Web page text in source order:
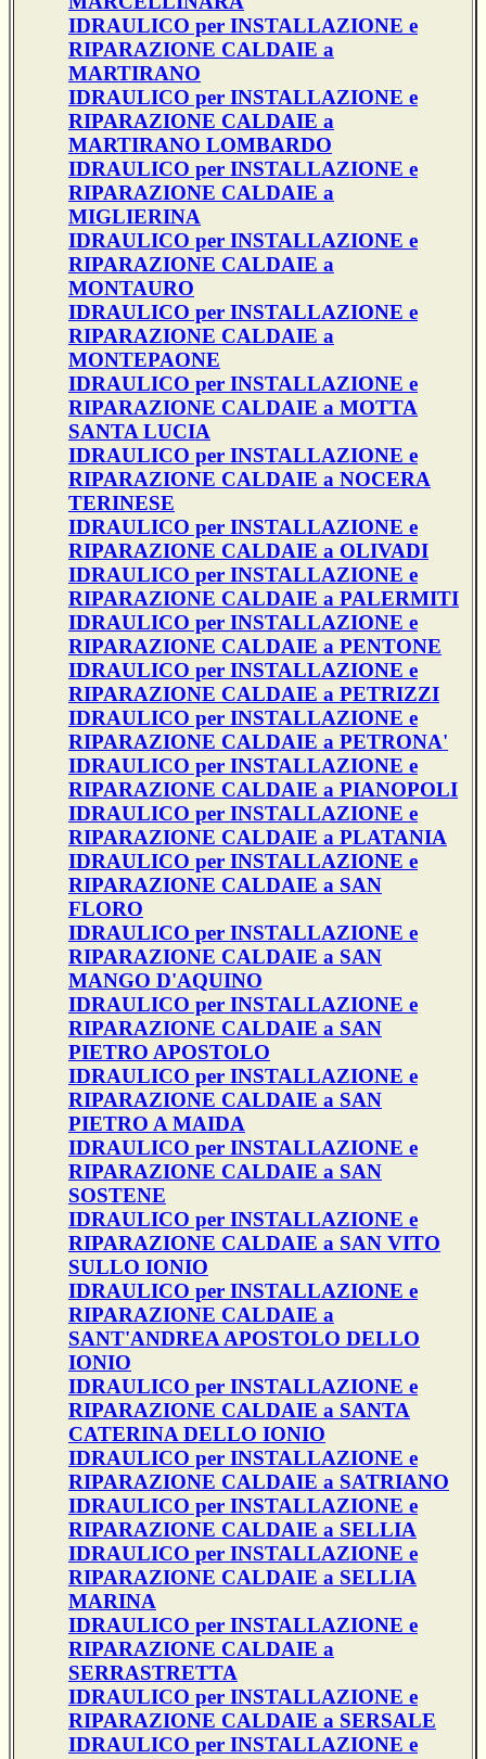
IDRAULICO per INSTALLAZIONE e
RIPARAZIONE CALDAIE a
MARTIRANO
IDRAULICO per INSTALLAZIONE e
RIPARAZIONE CALDAIE a
MARTIRANO LOMBARDO
IDRAULICO per INSTALLAZIONE e
RIPARAZIONE CALDAIE a
MIGLIERINA
IDRAULICO per INSTALLAZIONE e
RIPARAZIONE CALDAIE a
MONTAURO
IDRAULICO per INSTALLAZIONE e
RIPARAZIONE CALDAIE a
MONTEPAONE
IDRAULICO per INSTALLAZIONE e
RIPARAZIONE CALDAIE a MOTTA
SANTA LUCIA
IDRAULICO per INSTALLAZIONE e
RIPARAZIONE CALDAIE a NOCERA
TERINESE
IDRAULICO per INSTALLAZIONE e
RIPARAZIONE CALDAIE a OLIVADI
IDRAULICO per INSTALLAZIONE e
RIPARAZIONE CALDAIE a PALERMITI
IDRAULICO per INSTALLAZIONE e
RIPARAZIONE CALDAIE a PENTONE
IDRAULICO per INSTALLAZIONE e
RIPARAZIONE CALDAIE a PETRIZZI
IDRAULICO per INSTALLAZIONE e
RIPARAZIONE CALDAIE a PETRONA'
IDRAULICO per INSTALLAZIONE e
RIPARAZIONE CALDAIE a PIANOPOLI
IDRAULICO per INSTALLAZIONE e
RIPARAZIONE CALDAIE a PLATANIA
IDRAULICO per INSTALLAZIONE e
RIPARAZIONE CALDAIE a SAN
FLORO
IDRAULICO per INSTALLAZIONE e
RIPARAZIONE CALDAIE a SAN
MANGO D'AQUINO
IDRAULICO per INSTALLAZIONE e
RIPARAZIONE CALDAIE a SAN
PIETRO APOSTOLO
IDRAULICO per INSTALLAZIONE e
RIPARAZIONE CALDAIE a SAN
PIETRO A MAIDA
IDRAULICO per INSTALLAZIONE e
RIPARAZIONE CALDAIE a SAN
SOSTENE
IDRAULICO per INSTALLAZIONE e
RIPARAZIONE CALDAIE a SAN VITO
SULLO IONIO
IDRAULICO per INSTALLAZIONE e
RIPARAZIONE CALDAIE a
SANT'ANDREA APOSTOLO DELLO
IONIO
IDRAULICO per INSTALLAZIONE e
RIPARAZIONE CALDAIE a SANTA
CATERINA DELLO IONIO
IDRAULICO per INSTALLAZIONE e
RIPARAZIONE CALDAIE a SATRIANO
IDRAULICO per INSTALLAZIONE e
RIPARAZIONE CALDAIE a SELLIA
IDRAULICO per INSTALLAZIONE e
RIPARAZIONE CALDAIE a SELLIA
MARINA
IDRAULICO per INSTALLAZIONE e
RIPARAZIONE CALDAIE a
SERRASTRETTA
IDRAULICO per INSTALLAZIONE e
RIPARAZIONE CALDAIE a SERSALE
IDRAULICO per INSTALLAZIONE e